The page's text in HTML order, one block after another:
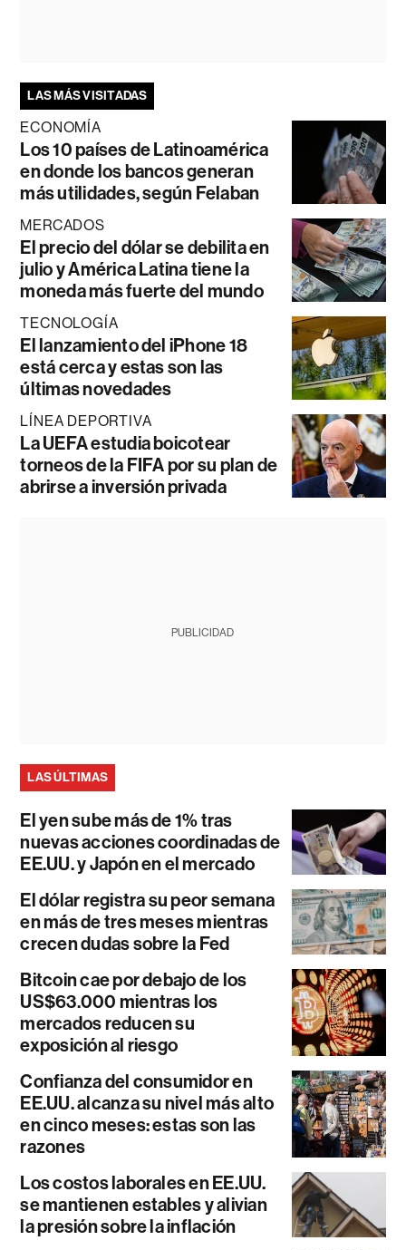
LAS MÁS VISITADAS
ECONOMÍA
Los 10 países de Latinoamérica
en donde los bancos generan
más utilidades, según Felaban
MERCADOS
El precio del dólar se debilita en
julio y América Latina tiene la
moneda más fuerte del mundo
TECNOLOGÍA
El lanzamiento del iPhone 18
está cerca y estas son las
últimas novedades
LÍNEA DEPORTIVA
La UEFA estudia boicotear
torneos de la FIFA por su plan de
abrirse a inversión privada
PUBLICIDAD
LAS ÚLTIMAS
El yen sube más de 1% tras
nuevas acciones coordinadas de
EE.UU. y Japón en el mercado
El dólar registra su peor semana
en más de tres meses mientras
crecen dudas sobre la Fed
Bitcoin cae por debajo de los
US$63.000 mientras los
mercados reducen su
exposición al riesgo
Confianza del consumidor en
EE.UU. alcanza su nivel más alto
en cinco meses: estas son las
razones
Los costos laborales en EE.UU.
se mantienen estables y alivian
la presión sobre la inflación